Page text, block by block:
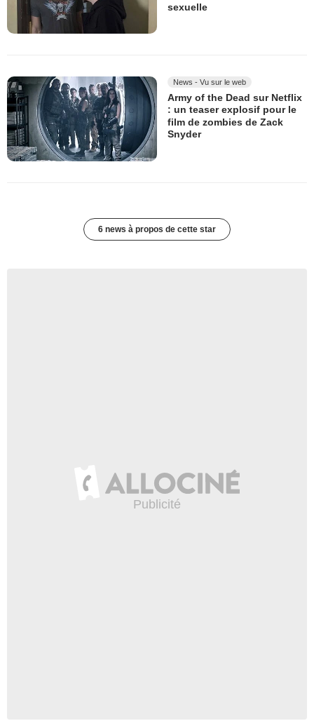
sexuelle
News - Vu sur le web
Army of the Dead sur Netflix
: un teaser explosif pour le
film de zombies de Zack
Snyder
6 news à propos de cette star